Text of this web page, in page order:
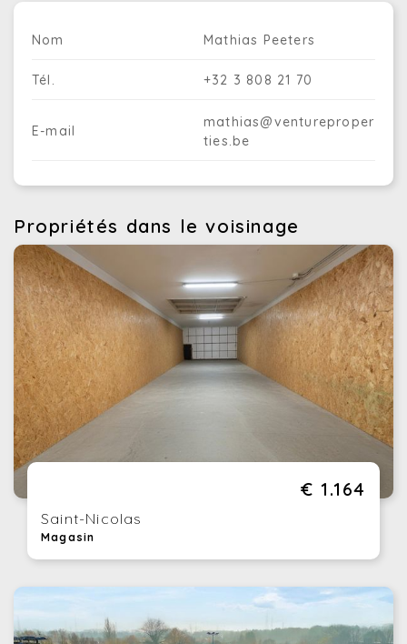
Nom Mathias Peeters
Tél. +32 3 808 21 70
E-mail
mathias@ventureproper
ties.be
Propriétés dans le voisinage
€ 1.164
Saint-Nicolas
Magasin